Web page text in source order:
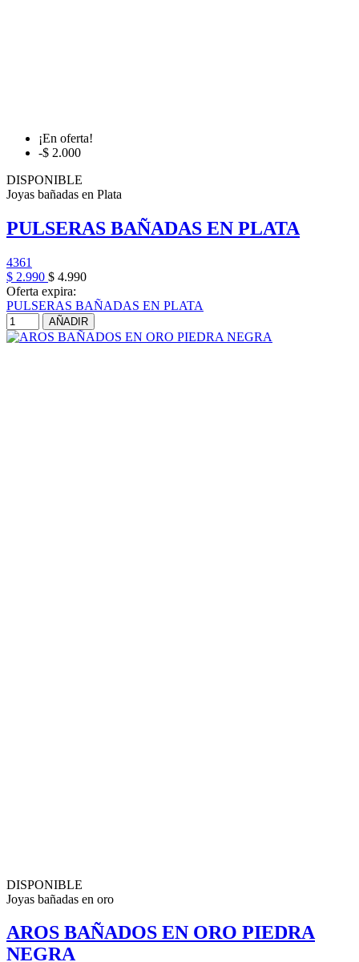
¡En oferta!
-$ 2.000
DISPONIBLE
Joyas bañadas en Plata
PULSERAS BAÑADAS EN PLATA
4361
$ 2.990 $ 4.990
Oferta expira:
PULSERAS BAÑADAS EN PLATA
AÑADIR
DISPONIBLE
Joyas bañadas en oro
AROS BAÑADOS EN ORO PIEDRA
NEGRA